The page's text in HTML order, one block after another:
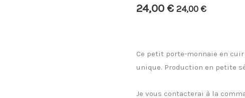
24,00 € 24,00€
Ce petit porte-monnaie en
unique. Production en petite
Je vous contacterai à la